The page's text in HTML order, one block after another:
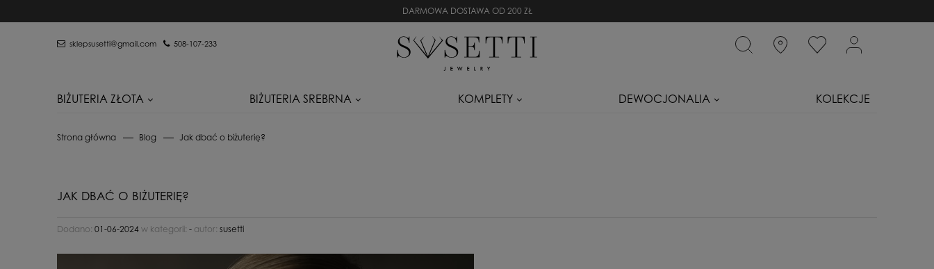
DARMOWA DOSTAWA OD 200 ZŁ
sklepsusetti@gmail.com 508-107-233
BIŻUTERIA ZŁOTA BIŻUTERIA SREBRNA KOMPLETY DEWOCJONALIA KOLEKCJE
Strona główna Blog Jak dbać o biżuterię?
JAK DBAĆ O BIŻUTERIĘ?
Dodano: 01-06-2024 w kategorii: - autor: susetti